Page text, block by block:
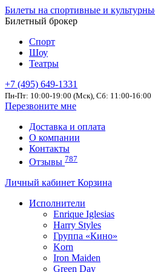
Билеты на спортивные и
Билетный брокер
Спорт
Шоу
Театры
+7 (495) 649-1331
Пн-Пт: 10:00-19:00 (Мск), Сб: 11:00-16:00
Перезвоните мне
Доставка и оплата
О компании
Контакты
Отзывы 787
Личный кабинет Корзина
Исполнители
Enrique Iglesias
Harry Styles
Группа «Кино»
Korn
Iron Maiden
Green Day